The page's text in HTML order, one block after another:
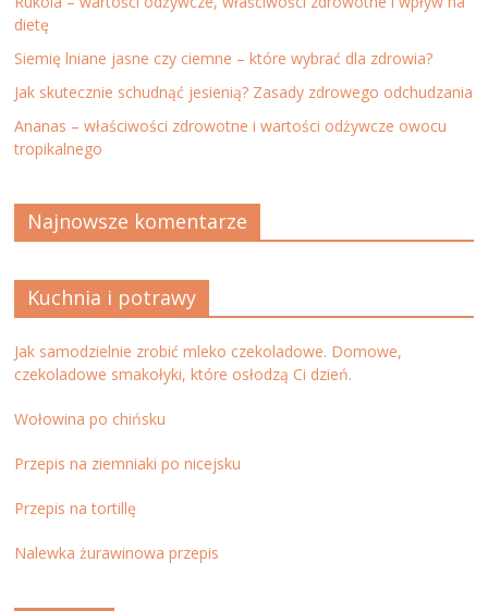
dietę
Siemię lniane jasne czy ciemne – które wybrać dla zdrowia?
Jak skutecznie schudnąć jesienią? Zasady zdrowego odchudzania
Ananas – właściwości zdrowotne i wartości odżywcze owocu
tropikalnego
Najnowsze komentarze
Kuchnia i potrawy
Jak samodzielnie zrobić mleko czekoladowe. Domowe,
czekoladowe smakołyki, które osłodzą Ci dzień.
Wołowina po chińsku
Przepis na ziemniaki po nicejsku
Przepis na tortillę
Nalewka żurawinowa przepis